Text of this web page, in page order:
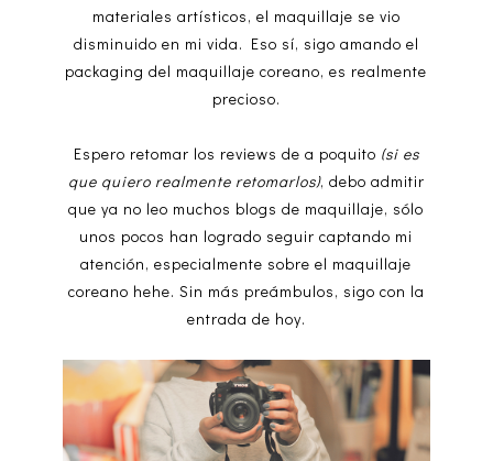
materiales artísticos, el maquillaje se vio
disminuido en mi vida. Eso sí, sigo amando el
packaging del maquillaje coreano, es realmente
precioso.
Espero retomar los reviews de a poquito (si es
que quiero realmente retomarlos), debo admitir
que ya no leo muchos blogs de maquillaje, sólo
unos pocos han logrado seguir captando mi
atención, especialmente sobre el maquillaje
coreano hehe. Sin más preámbulos, sigo con la
entrada de hoy.